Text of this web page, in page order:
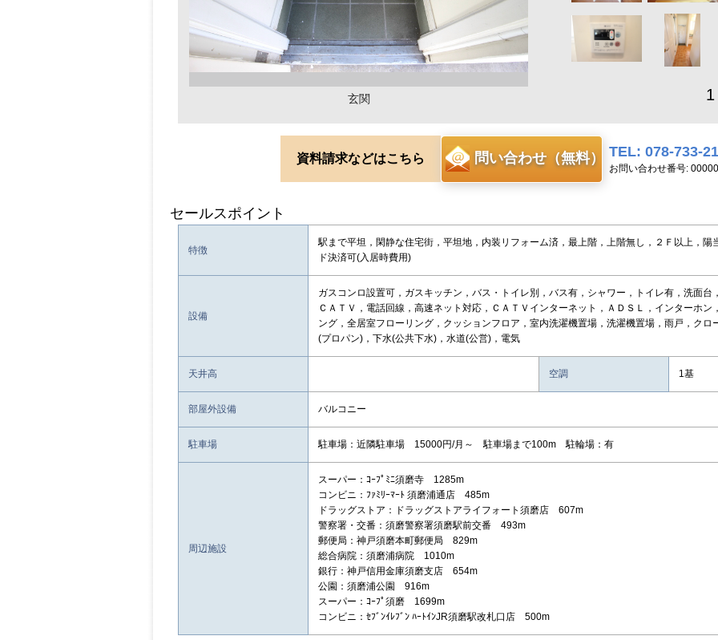
玄関
資料請求などはこちら 問い合わせ（無料） TEL: 078-733-
お問い合わせ番号:
セールスポイント
特徴
駅まで平坦，閑静な住宅街，平坦地，内装リフォーム済，最上階，上階無し，２Ｆ以上，
ド決済可(入居時費用)
設備
ガスコンロ設置可，ガスキッチン，バス・トイレ別，バス有，シャワー，トイレ有，洗面
ＣＡＴＶ，電話回線，高速ネット対応，ＣＡＴＶインターネット，ＡＤＳＬ，インターホ
ング，全居室フローリング，クッションフロア，室内洗濯機置場，洗濯機置場，雨戸，ク
(プロパン)，下水(公共下水)，水道(公営)，電気
天井高 空調 1基
部屋外設備 バルコニー
駐車場 駐車場：近隣駐車場 15000円/月～ 駐車場まで100m 駐輪場：有
周辺施設
スーパー：ｺｰﾌﾟﾐﾆ須磨寺 1285m
コンビニ：ﾌｧﾐﾘｰﾏｰﾄ 須磨浦通店 485m
ドラッグストア：ドラッグストアライフォート須磨店 607m
警察署・交番：須磨警察署須磨駅前交番 493m
郵便局：神戸須磨本町郵便局 829m
総合病院：須磨浦病院 1010m
銀行：神戸信用金庫須磨支店 654m
公園：須磨浦公園 916m
スーパー：ｺｰﾌﾟ須磨 1699m
コンビニ：ｾﾌﾞﾝｲﾚﾌﾞﾝ ﾊｰﾄｲﾝJR須磨駅改札口店 500m